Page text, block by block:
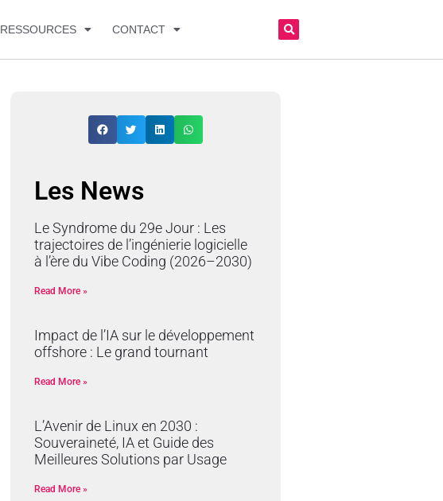
RESSOURCES CONTACT
Les News
Le Syndrome du 29e Jour : Les
trajectoires de l’ingénierie logicielle
à l’ère du Vibe Coding (2026–2030)
Read More »
Impact de l’IA sur le développement
offshore : Le grand tournant
Read More »
L’Avenir de Linux en 2030 :
Souveraineté, IA et Guide des
Meilleures Solutions par Usage
Read More »